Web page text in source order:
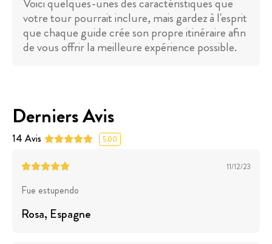
votre tour pourrait inclure, mais gardez à l'esprit
que chaque guide crée son propre itinéraire afin
de vous offrir la meilleure expérience possible.
Derniers Avis
14 Avis 5.00
11/12/23
Fue estupendo
Rosa, Espagne